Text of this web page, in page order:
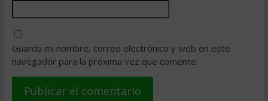
Guarda mi nombre, correo electrónico y web en este
navegador para la próxima vez que comente.